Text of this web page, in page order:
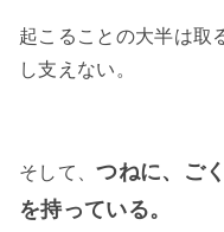
起こることの大半は取
し支えない。
そして、つねに、ご
を持っている。